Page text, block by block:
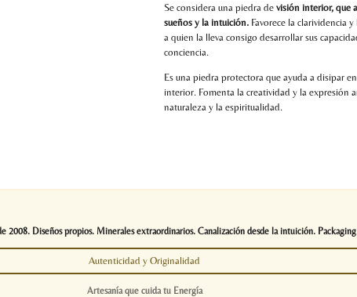
Se considera una piedra de visión interior, que
sueños y la intuición. Favorece la clarividencia
a quien la lleva consigo desarrollar sus
conciencia.
Es una piedra protectora que ayuda a disipar
interior. Fomenta la creatividad y la expresión
naturaleza y la espiritualidad.
2008. Diseños propios. Minerales extraordinarios. Canalización desde la intuición.
Autenticidad y Originalidad
Artesanía que cuida tu Energía